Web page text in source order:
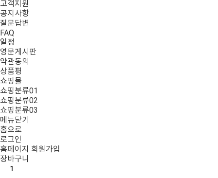
고객지원
공지사항
질문답변
FAQ
일정
영문게시판
약관동의
상품평
쇼핑몰
쇼핑분류01
쇼핑분류02
쇼핑분류03
메뉴닫기
홈으로
로그인
홈페이지 회원가입
장바구니
1